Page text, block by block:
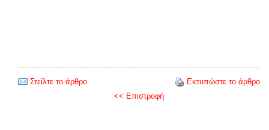
Στείλτε το άρθρο
Εκτυπώστε το άρθρο
<< Επιστροφή